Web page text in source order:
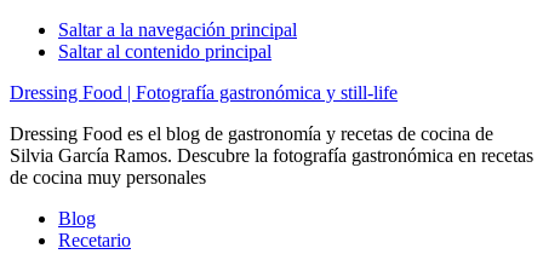
Saltar a la navegación principal
Saltar al contenido principal
Dressing Food | Fotografía gastronómica y still-life
Dressing Food es el blog de gastronomía y recetas de cocina de
Silvia García Ramos. Descubre la fotografía gastronómica en recetas
de cocina muy personales
Blog
Recetario